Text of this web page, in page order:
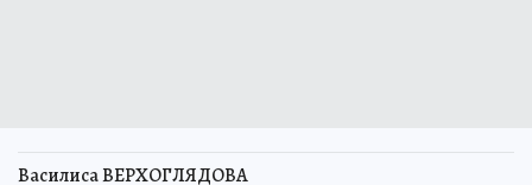
Василиса ВЕРХОГЛЯДОВА